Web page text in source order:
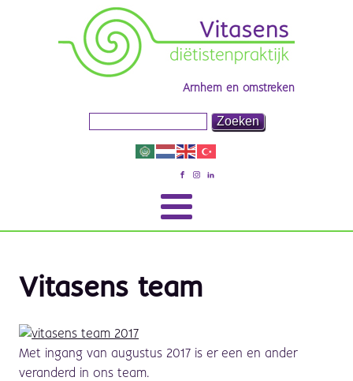
Arnhem en omstreken
Vitasens team
Met ingang van augustus 2017 is er een en ander
veranderd in ons team.